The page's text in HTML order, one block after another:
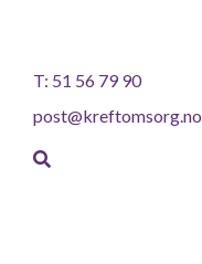
T: 51 56 79 90
post@kreftomsorg.no